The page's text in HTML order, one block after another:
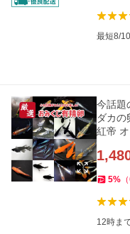
最短8/
今話題
ダカ
紅帝
5% （
12時ま